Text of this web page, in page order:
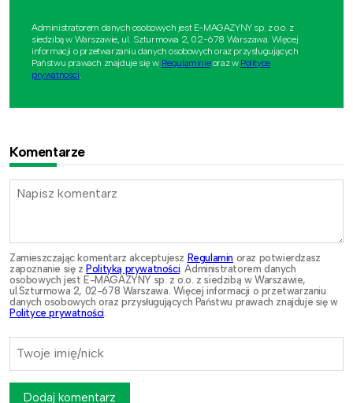
Administratorem danych osobowych jest E-MAGAZYNY sp. z o.o. z
siedzibą w Warszawie, ul. Szturmowa 2, 02-678 Warszawa. Więcej
informacji o przetwarzaniu danych osobowych oraz przysługujących
Państwu prawach znajduje się w Regulaminieoraz w Polityce
prywatności.
Komentarze
Zamieszczając komentarz akceptujesz Regulamin oraz potwierdzasz
zapoznanie się zPolityką prywatności . Administratorem danych
osobowych jest E-MAGAZYNY sp. z o.o. z siedzibą w Warszawie,
ul.Szturmowa 2, 02-678 Warszawa. Więcej informacji o przetwarzaniu
danych osobowych oraz przysługujących Państwu prawach znajduje się w
Polityce prywatności
Dodaj komentarz